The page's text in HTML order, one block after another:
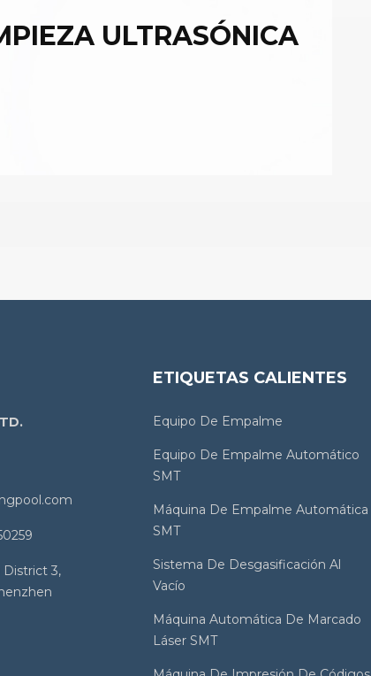
ULTRASÓNICA
District 3,
ETIQUETAS CALIENTES
Equipo De Empalme
Equipo De Empalme Automático
SMT
Máquina De Empalme Automática
SMT
Sistema De Desgasificación Al
Vacío
Máquina Automática De Marcado
Láser SMT